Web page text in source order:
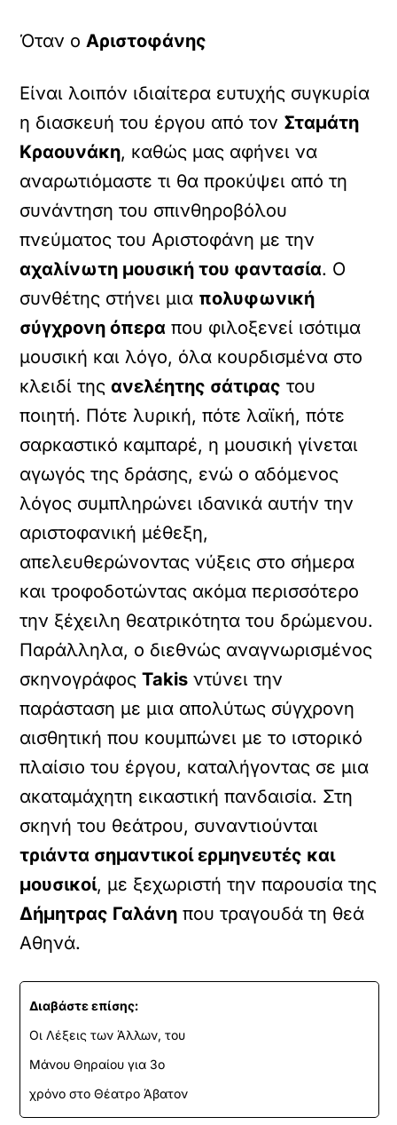
Όταν οΑριστοφάνης
Είναι λοιπόν ιδιαίτερα ευτυχής συγκυρία
η διασκευή του έργου από τον Σταμάτη
Κραουνάκη, καθώς μας αφήνει να
αναρωτιόμαστε τι θα προκύψει από τη
συνάντηση του σπινθηροβόλου
πνεύματος του Αριστοφάνη με την
αχαλίνωτη μουσική του φαντασία. Ο
συνθέτης στήνει μια πολυφωνική
σύγχρονη όπερα που φιλοξενεί ισότιμα
μουσική και λόγο, όλα κουρδισμένα στο
κλειδί τηςανελέητης σάτιρας του
ποιητή. Πότε λυρική, πότε λαϊκή, πότε
σαρκαστικό καμπαρέ, η μουσική γίνεται
αγωγός της δράσης, ενώ ο αδόμενος
λόγος συμπληρώνει ιδανικά αυτήν την
αριστοφανική μέθεξη,
απελευθερώνοντας νύξεις στο σήμερα
και τροφοδοτώντας ακόμα περισσότερο
την ξέχειλη θεατρικότητα του δρώμενου.
Παράλληλα, ο διεθνώς αναγνωρισμένος
σκηνογράφοςTakis ντύνει την
παράσταση με μια απολύτως σύγχρονη
αισθητική που κουμπώνει με το ιστορικό
πλαίσιο του έργου, καταλήγοντας σε μια
ακαταμάχητη εικαστική πανδαισία. Στη
σκηνή του θεάτρου, συναντιούνται
τριάντα σημαντικοί ερμηνευτές και
μουσικοί, με ξεχωριστή την παρουσία της
Δήμητρας Γαλάνη που τραγουδά τη θεά
Αθηνά.
Διαβάστε επίσης:
Οι Λέξεις των Άλλων, του
Μάνου Θηραίου για 3ο
χρόνο στο Θέατρο Άβατον